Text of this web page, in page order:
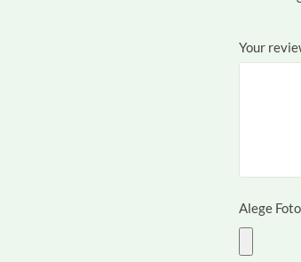
Your
Alege